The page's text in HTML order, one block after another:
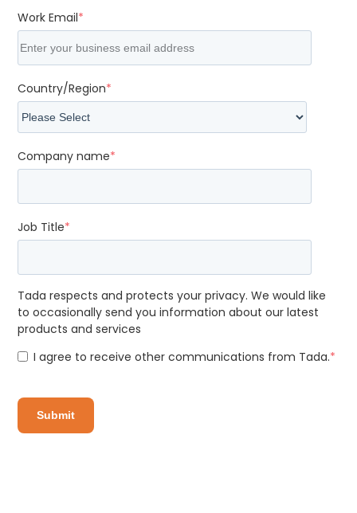
Work Email*
Country/Region*
Company name*
Job Title*
Tada respects and protects your privacy. We would like
to occasionally send you information about our latest
products and services
I agree to receive other communications from Tada.*